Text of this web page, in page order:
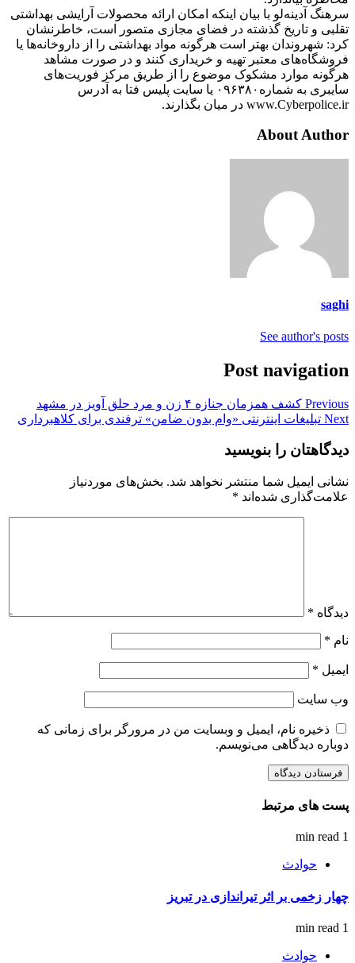
سرهنگ آدینه‌لو با بیان اینکه امکان ارائه محصولات آرایشی بهداشتی
تقلبی و تاریخ گذشته در فضای مجازی متصور است، خاطرنشان
کرد: شهروندان بهتر است هرگونه مواد بهداشتی را از داروخانه‌ها یا
فروشگاه‌های معتبر تهیه و خریداری کنند و در صورت مشاهد
هرگونه موارد مشکوک موضوع را از طریق مرکز فوریت‌های
سایبری به شماره۰۹۶۳۸۰ یا سایت پلیس فتا به آدرس
www.Cyberpolice.ir در میان بگذارند.
About Author
saghi
See author's posts
Post navigation
Previous کشف همزمان جنازه ۴ زن و مرد حلق آویز در مشهد
Next تبلیغات اینترنتی «وام بدون ضامن» ترفندی برای کلاهبرداری
دیدگاهتان را بنویسید
نشانی ایمیل شما منتشر نخواهد شد. بخش‌های موردنیاز
علامت‌گذاری شده‌اند *
دیدگاه *
نام *
ایمیل *
وب‌ سایت
ذخیره نام، ایمیل و وبسایت من در مرورگر برای زمانی که
دوباره دیدگاهی می‌نویسم.
پست های مرتبط
1 min read
حوادث
چهار زخمی بر اثر تیراندازی در تبریز
1 min read
حوادث